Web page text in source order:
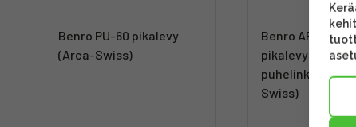
Benro PU-60 pikalevy
(Arca-Swiss)
Benro
pikalevy +
puhelinkiinnike
Swiss)